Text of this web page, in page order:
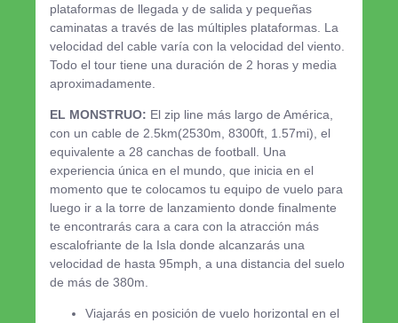
plataformas de llegada y de salida y pequeñas
caminatas a través de las múltiples plataformas. La
velocidad del cable varía con la velocidad del viento.
Todo el tour tiene una duración de 2 horas y media
aproximadamente.
EL MONSTRUO: El zip line más largo de América,
con un cable de 2.5km(2530m, 8300ft, 1.57mi), el
equivalente a 28 canchas de football. Una
experiencia única en el mundo, que inicia en el
momento que te colocamos tu equipo de vuelo para
luego ir a la torre de lanzamiento donde finalmente
te encontrarás cara a cara con la atracción más
escalofriante de la Isla donde alcanzarás una
velocidad de hasta 95mph, a una distancia del suelo
de más de 380m.
Viajarás en posición de vuelo horizontal en el